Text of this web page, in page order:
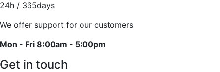
24h / 365days
We offer support for our customers
Mon - Fri 8:00am - 5:00pm
Get in touch